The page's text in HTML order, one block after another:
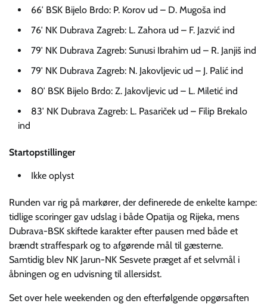
66′ BSK Bijelo Brdo: P. Korov ud – D. Mugoša ind
76′ NK Dubrava Zagreb: L. Zahora ud – F. Jazvić ind
79′ NK Dubrava Zagreb: Sunusi Ibrahim ud – R. Janjiš ind
79′ NK Dubrava Zagreb: N. Jakovljevic ud – J. Palić ind
80′ BSK Bijelo Brdo: Z. Jakovljevic ud – L. Miletić ind
83′ NK Dubrava Zagreb: L. Pasariček ud – Filip Brekalo
ind
Startopstillinger
Ikke oplyst
Runden var rig på markører, der definerede de enkelte kampe:
tidlige scoringer gav udslag i både Opatija og Rijeka, mens
Dubrava-BSK skiftede karakter efter pausen med både et
brændt straffespark og to afgørende mål til gæsterne.
Samtidig blev NK Jarun-NK Sesvete præget af et selvmål i
åbningen og en udvisning til allersidst.
Set over hele weekenden og den efterfølgende opgørsaften